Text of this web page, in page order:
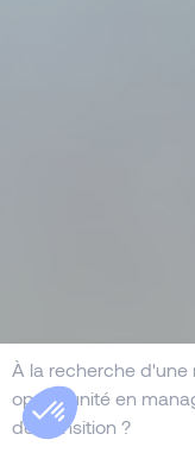
À la recherche d'une
opportunité en
de transition ?